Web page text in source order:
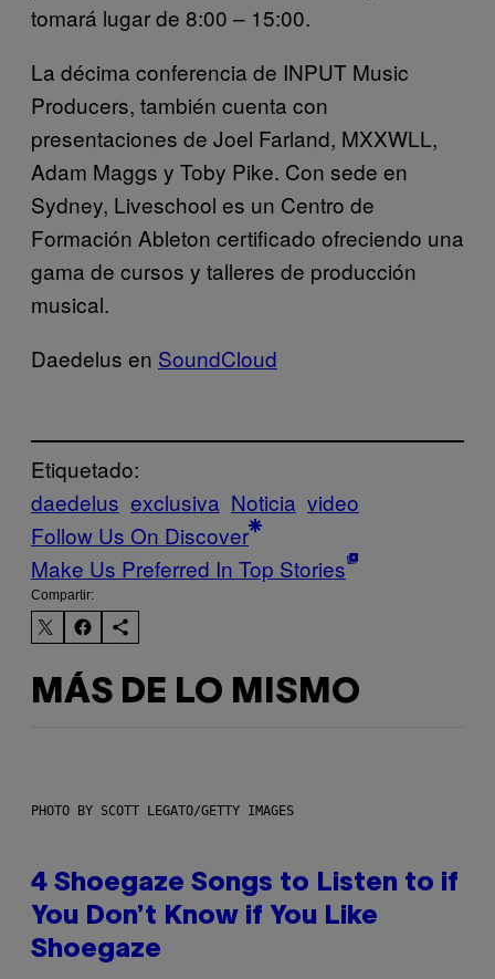
tomará lugar de 8:00 – 15:00.
La décima conferencia de INPUT Music
Producers, también cuenta con
presentaciones de Joel Farland, MXXWLL,
Adam Maggs y Toby Pike. Con sede en
Sydney, Liveschool es un Centro de
Formación Ableton certificado ofreciendo una
gama de cursos y talleres de producción
musical.
Daedelus en SoundCloud
Etiquetado:
daedelus exclusiva Noticia video
Follow Us On Discover
Make Us Preferred In Top Stories
Compartir:
MÁS DE LO MISMO
PHOTO BY SCOTT LEGATO/GETTY IMAGES
4 Shoegaze Songs to Listen to if
You Don’t Know if You Like
Shoegaze